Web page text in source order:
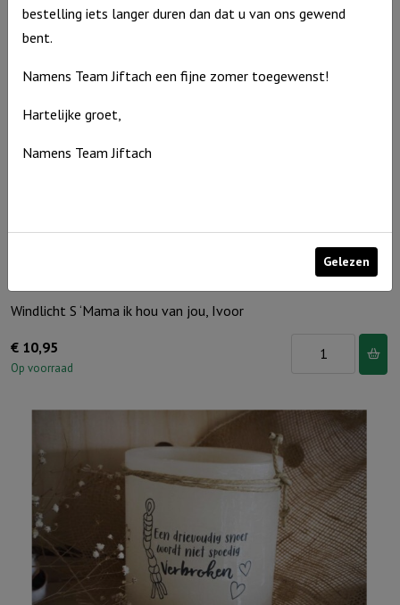
'De
Windlicht S ‘Mama ik hou van jou, Ivoor
€ 10,95
Op voorraad
ik
hou
van
jou,
Ivoor
aantal
bestelling iets langer duren dan dat u van ons gewend
bent.
Namens Team Jiftach een fijne zomer toegewenst!
Hartelijke groet,
Namens Team Jiftach
Gelezen